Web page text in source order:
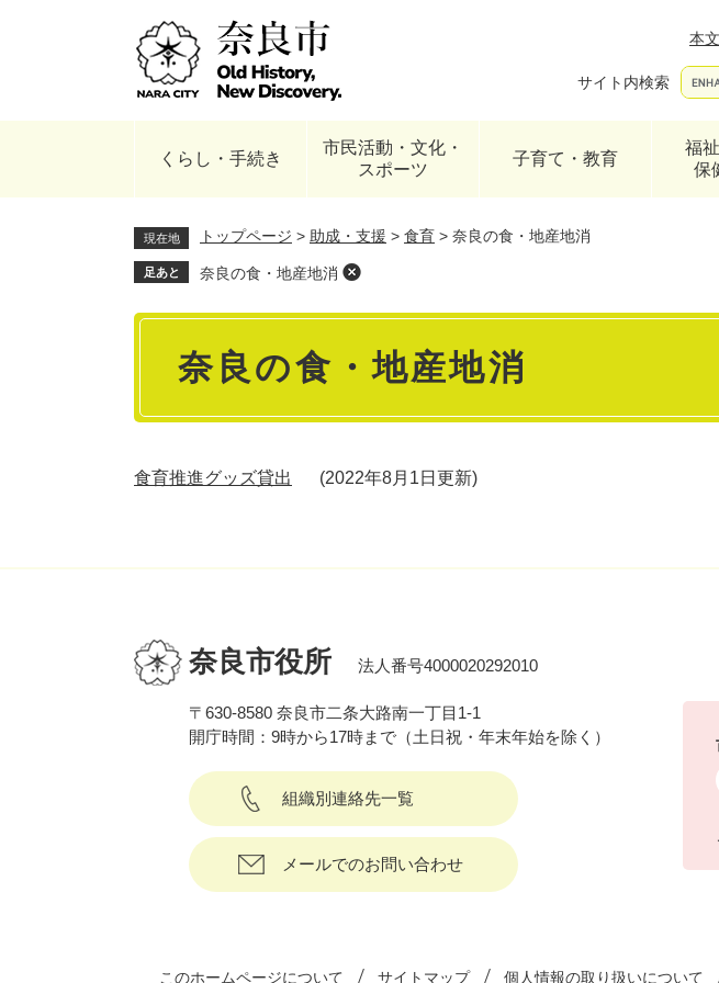
本
サイト内検索
くらし・手続き
市民活動・文化・
スポーツ
子育て・教育
福
保
現在地 トップページ > 助成・支援 > 食育 > 奈良の食・地産地消
足あと 奈良の食・地産地消
本
奈良の食・地産地消
食育推進グッズ貸出 2022年8月1日更新
奈良市役所 法人番号4000020292010
〒630-8580 奈良市二条大路南一丁目1-1
開庁時間：9時から17時まで（土日祝・年末年始を除く）
組織別連絡先一覧
メールでのお問い合わせ
このホームページについて サイトマップ 個人情報の取り扱いについて